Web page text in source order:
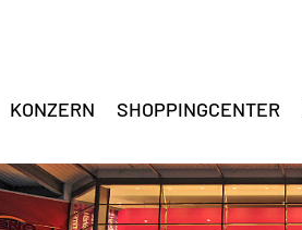
KONZERN SHOPPINGCENTER